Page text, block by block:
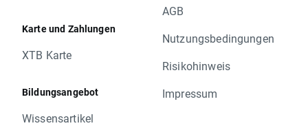
Karte und Zahlungen
XTB Karte
Bildungsangebot
Wissensartikel
AGB
Nutzungsbedingungen
Risikohinweis
Impressum